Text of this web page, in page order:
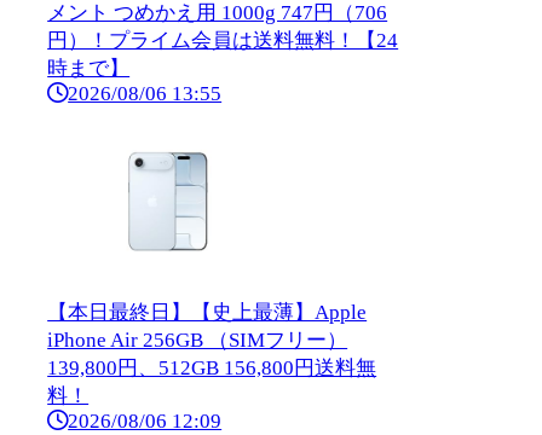
メント つめかえ用 1000g 747円（706
円）！プライム会員は送料無料！【24
時まで】
2026/08/06 13:55
【本日最終日】【史上最薄】Apple
iPhone Air 256GB （SIMフリー）
139,800円、512GB 156,800円送料無
料！
2026/08/06 12:09